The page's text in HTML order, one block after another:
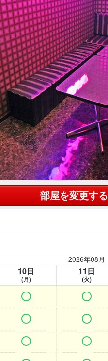
部屋を変更する
2026年08月
10日
(月)
11日
(火)
 
 
 